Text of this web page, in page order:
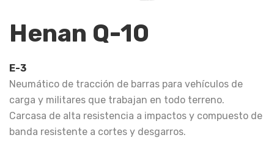
Henan Q-10
E-3
Neumático de tracción de barras para vehículos de
carga y militares que trabajan en todo terreno.
Carcasa de alta resistencia a impactos y compuesto de
banda resistente a cortes y desgarros.